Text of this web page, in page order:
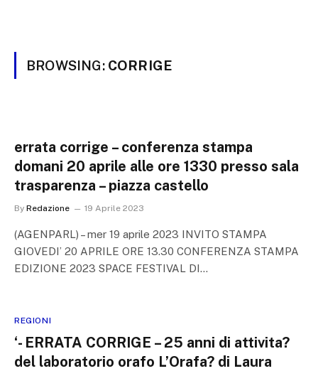
BROWSING: CORRIGE
errata corrige – conferenza stampa
domani 20 aprile alle ore 1330 presso sala
trasparenza – piazza castello
By Redazione 19 Aprile 2023
(AGENPARL) – mer 19 aprile 2023 INVITO STAMPA
GIOVEDI’ 20 APRILE ORE 13.30 CONFERENZA STAMPA
EDIZIONE 2023 SPACE FESTIVAL DI…
REGIONI
‘- ERRATA CORRIGE – 25 anni di attivita?
del laboratorio orafo L’Orafa? di Laura